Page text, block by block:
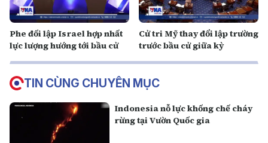
Phe đối lập Israel hợp nhất
lực lượng hướng tới bầu cử
Cử tri Mỹ thay đổi lập trường
trước bầu cử giữa kỳ
TIN CÙNG CHUYÊN MỤC
Indonesia nỗ lực khống chế cháy
rừng tại Vườn Quốc gia